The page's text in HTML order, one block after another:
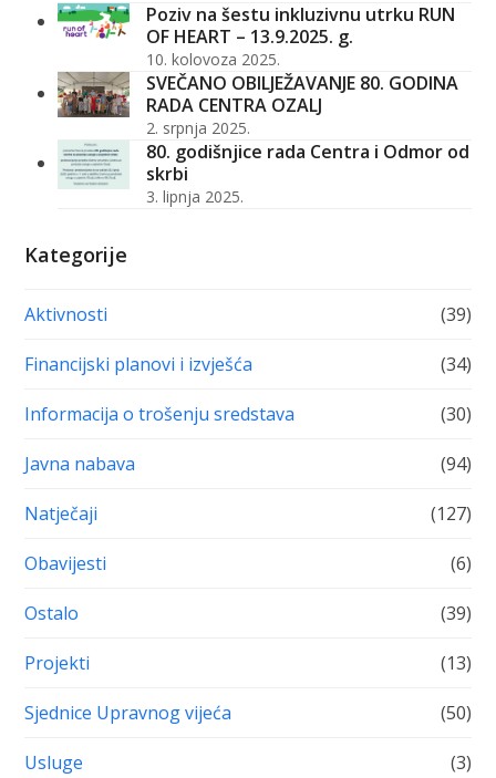
Poziv na šestu inkluzivnu utrku RUN
OF HEART – 13.9.2025. g.
10. kolovoza 2025.
SVEČANO OBILJEŽAVANJE 80. GODINA
RADA CENTRA OZALJ
2. srpnja 2025.
80. godišnjice rada Centra i Odmor od
skrbi
3. lipnja 2025.
Kategorije
Aktivnosti (39)
Financijski planovi i izvješća (34)
Informacija o trošenju sredstava (30)
Javna nabava (94)
Natječaji (127)
Obavijesti (6)
Ostalo (39)
Projekti (13)
Sjednice Upravnog vijeća (50)
Usluge (3)